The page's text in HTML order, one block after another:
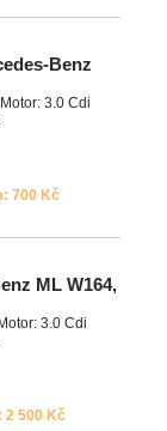
Benz
3.0 Cdi
700 Kč
ML W164,
3.0 Cdi
2 500 Kč